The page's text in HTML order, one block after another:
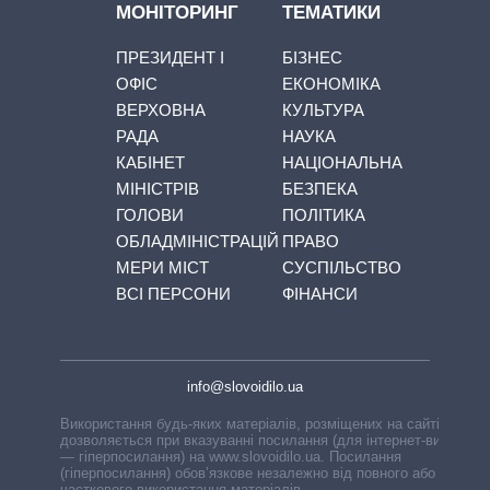
МОНІТОРИНГ
ПРЕЗИДЕНТ І
ОФІС
ВЕРХОВНА
РАДА
КАБІНЕТ
МІНІСТРІВ
ГОЛОВИ
ОБЛАДМІНІСТРАЦІЙ
МЕРИ МІСТ
ВСІ ПЕРСОНИ
ТЕМАТИКИ
БІЗНЕС
ЕКОНОМІКА
КУЛЬТУРА
НАУКА
НАЦІОНАЛЬНА
БЕЗПЕКА
ПОЛІТИКА
ПРАВО
СУСПІЛЬСТВО
ФІНАНСИ
info@slovoidilo.ua
Використання будь-яких матеріалів, розміщених на сайті,
дозволяється при вказуванні посилання (для інтернет-видань
— гіперпосилання) на www.slovoidilo.ua. Посилання
(гіперпосилання) обов’язкове незалежно від повного або